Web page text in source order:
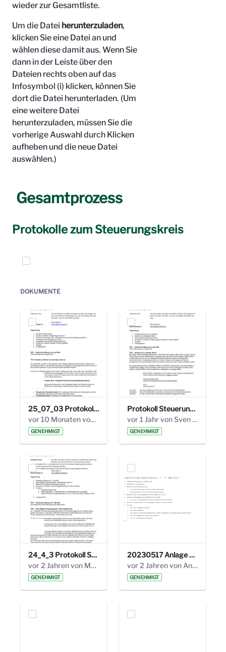
wieder zur Gesamtliste.
Um die Datei herunterzuladen,
klicken Sie eine Datei an und
wählen diese damit aus. Wenn Sie
dann in der Leiste über den
Dateien rechts oben auf das
Infosymbol (i) klicken, können Sie
dort die Datei herunterladen. (Um
eine weitere Datei
herunterzuladen, müssen Sie die
vorherige Auswahl durch Klicken
aufheben und die neue Datei
auswählen.)
Gesamtprozess
Protokolle zum Steuerungskreis
Elemente auswählen
DOKUMENTE
25_07_03 Protokoll Steuerungskreis.pdf
vor 10 Monaten von Alexander Orlowski
GENEHMIGT
Protokoll Steuerungskreis_06.02.2025 .pdf
vor 1 Jahr von Sven Hitzler
GENEHMIGT
24_4_3 Protokoll Steuerungskreis.pdf
vor 2 Jahren von Marcel Eckert
GENEHMIGT
20230517 Anlage 1_35. Steuerungskreis.pdf
vor 2 Jahren von Anni Schlumberger
GENEHMIGT